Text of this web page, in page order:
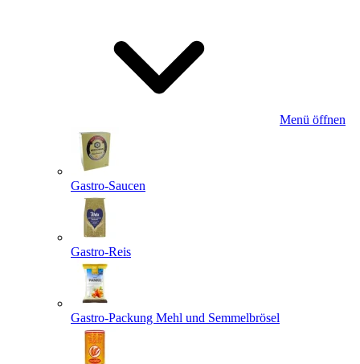
Menü öffnen
Gastro-Saucen
Gastro-Reis
Gastro-Packung Mehl und Semmelbrösel